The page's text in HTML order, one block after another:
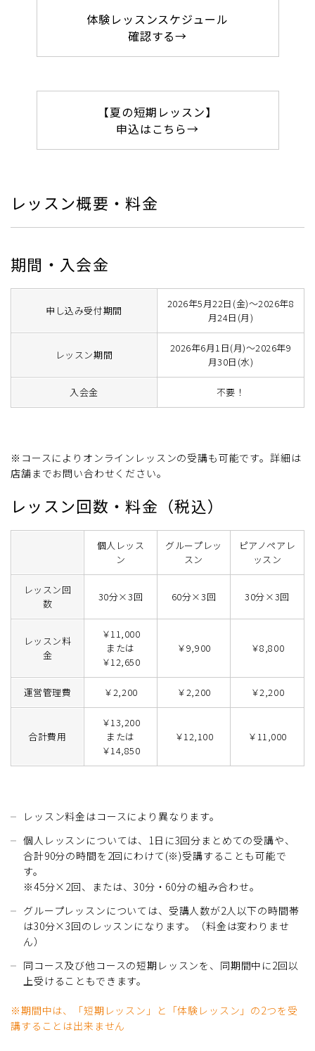
体験レッスンスケジュール
確認する→
【夏の短期レッスン】
申込はこちら→
レッスン概要・料金
期間・入会金
申し込み受付期間
2026年5月22日(金)～2026年8
月24日(月)
レッスン期間
2026年6月1日(月)～2026年9
月30日(水)
入会金 不要！
※コースによりオンラインレッスンの受講も可能です。詳細は
店舗までお問い合わせください。
レッスン回数・料金（税込）
個人レッス
ン
グループレッ
スン
ピアノペアレ
ッスン
レッスン回
数
30分×3回 60分×3回 30分×3回
レッスン料
金
￥11,000
または
￥12,650
￥9,900 ￥8,800
運営管理費 ￥2,200 ￥2,200 ￥2,200
合計費用
￥13,200
または
￥14,850
￥12,100 ￥11,000
レッスン料金はコースにより異なります。
個人レッスンについては、1日に3回分まとめての受講や、
合計90分の時間を2回にわけて(※)受講することも可能で
す。
※45分×2回、または、30分・60分の組み合わせ。
グループレッスンについては、受講人数が2人以下の時間帯
は30分×3回のレッスンになります。（料金は変わりませ
ん）
同コース及び他コースの短期レッスンを、同期間中に2回以
上受けることもできます。
※期間中は、「短期レッスン」と「体験レッスン」の2つを受
講することは出来ません